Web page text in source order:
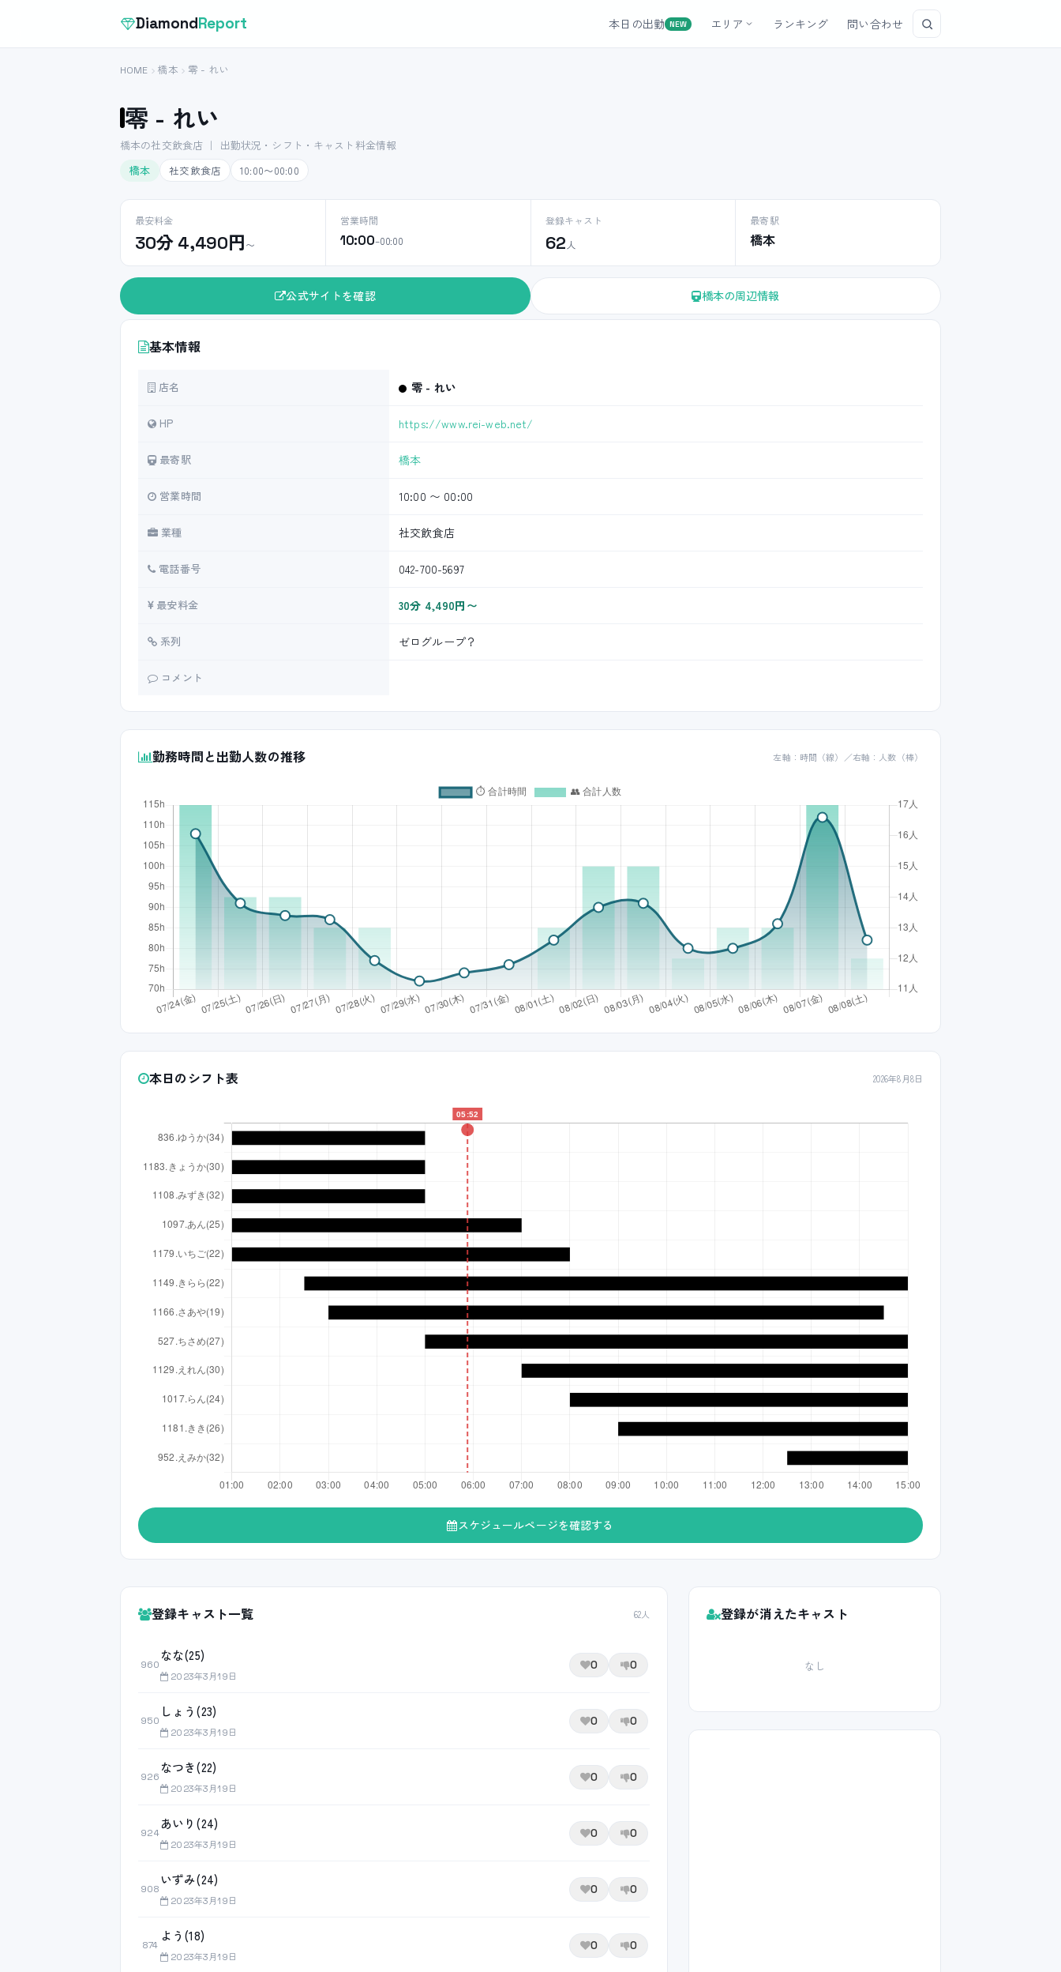
DiamondReport 本日の出勤 NEW エリア ランキング 問い合わせ
HOME 橋本 零 - れい
零 - れい
橋本の社交飲食店 ｜ 出勤状況・シフト・キャスト料金情報
橋本
社交飲食店 10:00〜00:00
最安料金
30分 4,490円〜
営業時間
10:00–00:00
登録キャスト
62 人
最寄駅
橋本
公式サイトを確認 橋本の周辺情報
基本情報
店名 零 - れい
HP https://www.rei-web.net/
最寄駅 橋本
営業時間 10:00 〜 00:00
業種 社交飲食店
電話番号 042-700-5697
最安料金 30分 4,490円〜
系列 ゼログループ？
コメント
勤務時間と出勤人数の推移 左軸：時間（線）／右軸：人数（棒）
本日のシフト表 2026年8月8日
スケジュールページを確認する
登録キャスト一覧 62人
960
なな(25)
2023年3月19日
0 0
950
しょう(23)
2023年3月19日
0 0
926
なつき(22)
2023年3月19日
0 0
924
あいり(24)
2023年3月19日
0 0
908
いずみ(24)
2023年3月19日
0 0
874
よう(18)
2023年3月19日
0 0
登録が消えたキャスト
なし